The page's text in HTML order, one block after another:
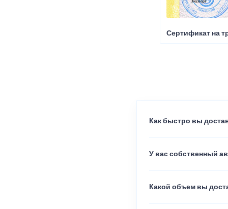
Сертификат на
Как быстро вы
У вас собственный
Какой объем вы